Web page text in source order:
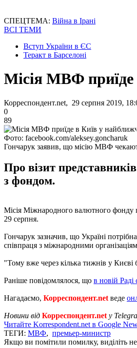
СПЕЦТЕМА: Війна в Ірані
ВСІ ТЕМИ
Вступ України в ЄС
Теракт в Барселоні
Місія МВФ приїде
Корреспондент.net, 29 серпня 2019,
0
89
Фото: facebook.com/aleksey.goncharuk
Гончарук заявив, що місію МВФ
Про візит
з фондом.
Місія Міжнародного валютного фонду
29 серпня.
Гончарук зазначив, що Україні
співпраця з міжнародними
"Тому вже через кілька тижнів у
Раніше повідомлялося, що в новій
Нагадаємо, Корреспондент.net веде
Новини від Корреспондент.net у
Читайте Korrespondent.net в Google
ТЕГИ: МВФ, премьер-министр
Якщо ви помітили помилку, виділіть